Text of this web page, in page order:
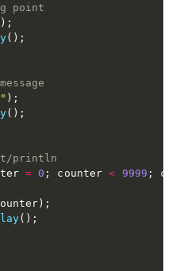
point
) ;
( ) ;
) ;
( ) ;
println
= 0 ; counter < 9999 ;
) ;
( ) ;